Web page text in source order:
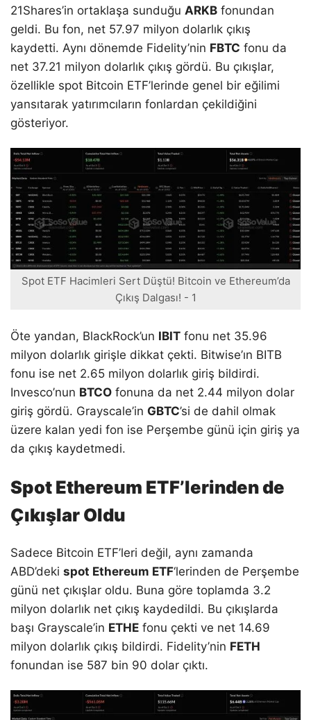
21Shares’in ortaklaşa sunduğu ARKB fonundan
geldi. Bu fon, net 57.97 milyon dolarlık çıkış
kaydetti. Aynı dönemde Fidelity’nin FBTC fonu da
net 37.21 milyon dolarlık çıkış gördü. Bu çıkışlar,
özellikle spot Bitcoin ETF’lerinde genel bir eğilimi
yansıtarak yatırımcıların fonlardan çekildiğini
gösteriyor.
Spot ETF Hacimleri Sert Düştü! Bitcoin ve Ethereum’da
Çıkış Dalgası! - 1
Öte yandan, BlackRock’un IBIT fonu net 35.96
milyon dolarlık girişle dikkat çekti. Bitwise’ın BITB
fonu ise net 2.65 milyon dolarlık giriş bildirdi.
Invesco’nun BTCO fonuna da net 2.44 milyon dolar
giriş gördü. Grayscale’in GBTC’si de dahil olmak
üzere kalan yedi fon ise Perşembe günü için giriş ya
da çıkış kaydetmedi.
Spot Ethereum ETF’lerinden de
Çıkışlar Oldu
Sadece Bitcoin ETF’leri değil, aynı zamanda
ABD’deki spot Ethereum ETF‘lerinden de Perşembe
günü net çıkışlar oldu. Buna göre toplamda 3.2
milyon dolarlık net çıkış kaydedildi. Bu çıkışlarda
başı Grayscale’in ETHE fonu çekti ve net 14.69
milyon dolarlık çıkış bildirdi. Fidelity’nin FETH
fonundan ise 587 bin 90 dolar çıktı.